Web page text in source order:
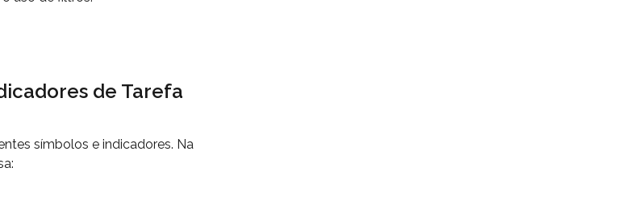
de Tarefa
símbolos e indicadores. Na